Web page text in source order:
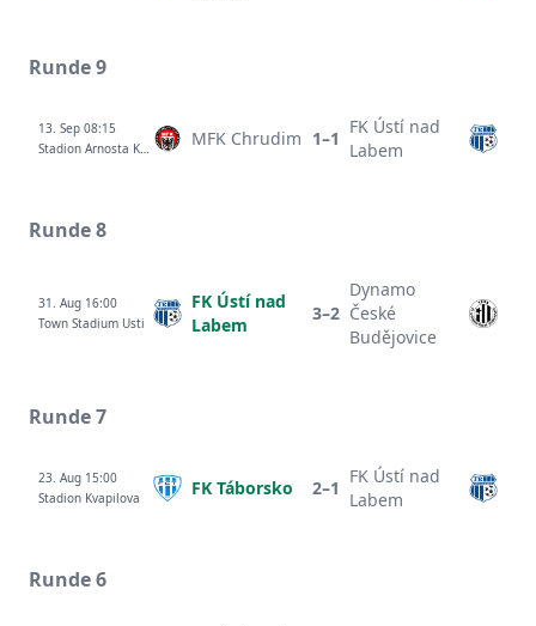
Runde 9
13. Sep 08:15
Stadion Arnosta Kostala
MFK Chrudim 1–1
FK Ústí nad
Labem
Runde 8
31. Aug 16:00
Town Stadium Usti
FK Ústí nad
Labem
3–2
Dynamo
České
Budějovice
Runde 7
23. Aug 15:00
Stadion Kvapilova
FK Táborsko 2–1
FK Ústí nad
Labem
Runde 6